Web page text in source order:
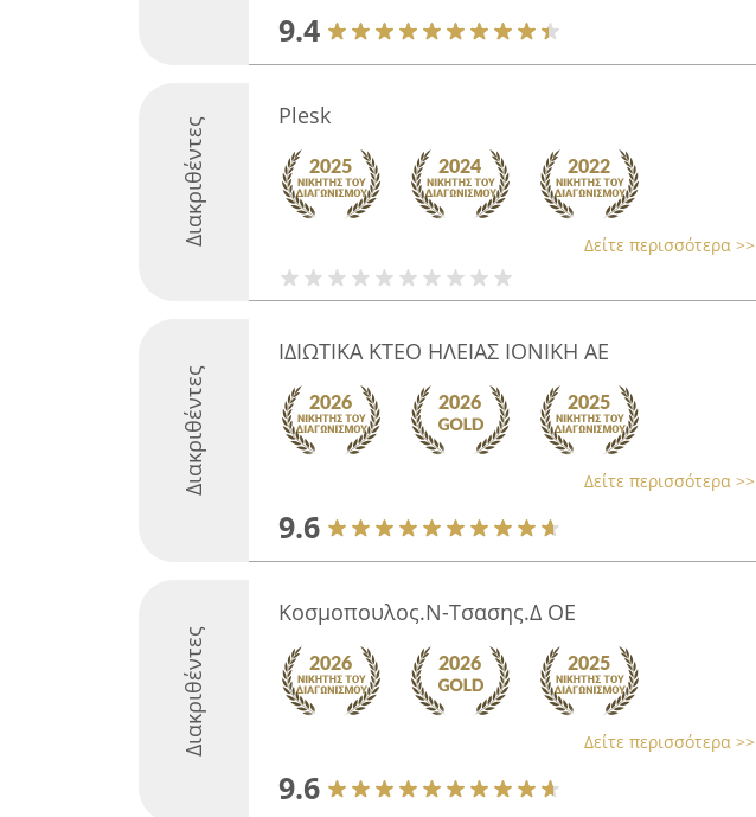
9.4
Διακριθέντες
Plesk
Δείτε περισσότερα >>
Διακριθέντες
ΙΔΙΩΤΙΚΑ ΚΤΕΟ ΗΛΕΙΑΣ ΙΟΝΙΚΗ ΑΕ
Δείτε περισσότερα >>
9.6
Διακριθέντες
Κοσμοπουλος.Ν-Τσασης.Δ ΟΕ
Δείτε περισσότερα >>
9.6